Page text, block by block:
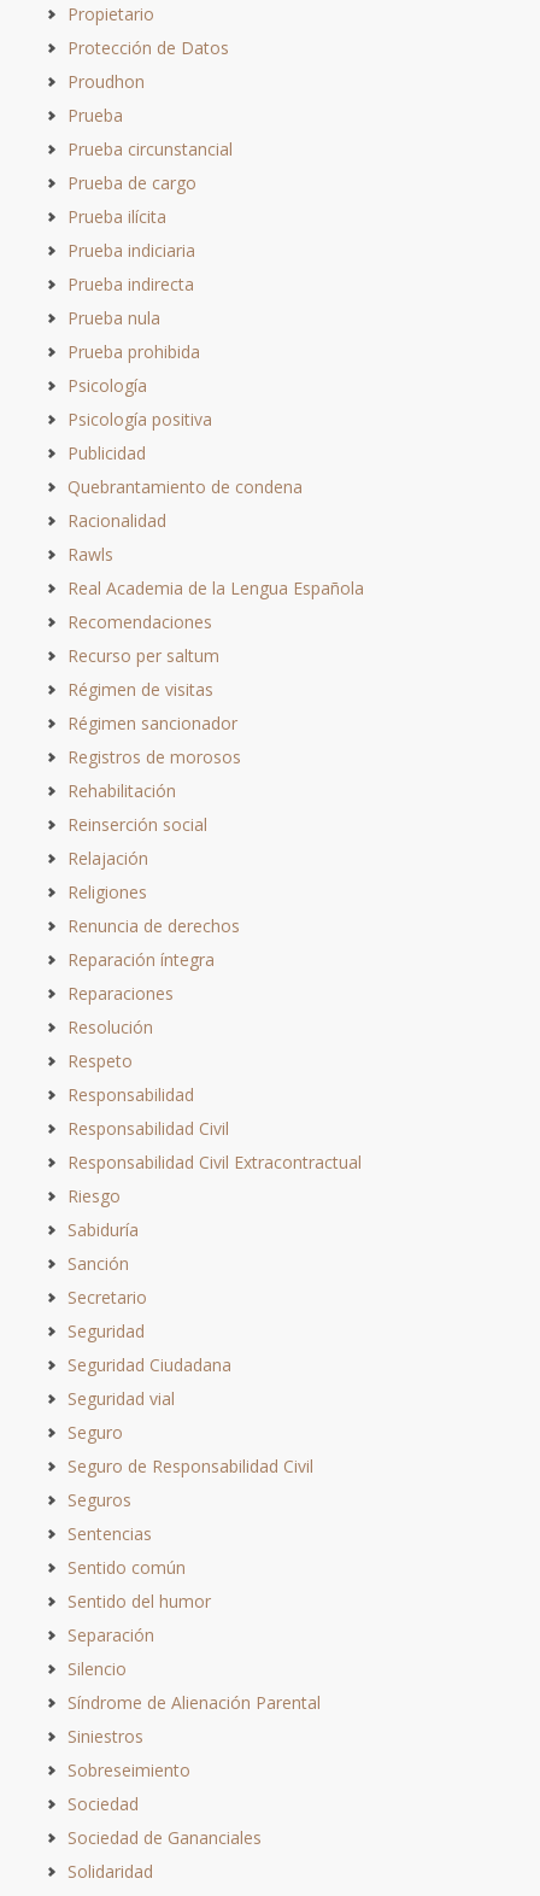
Propietario
Protección de Datos
Proudhon
Prueba
Prueba circunstancial
Prueba de cargo
Prueba ilícita
Prueba indiciaria
Prueba indirecta
Prueba nula
Prueba prohibida
Psicología
Psicología positiva
Publicidad
Quebrantamiento de condena
Racionalidad
Rawls
Real Academia de la Lengua Española
Recomendaciones
Recurso per saltum
Régimen de visitas
Régimen sancionador
Registros de morosos
Rehabilitación
Reinserción social
Relajación
Religiones
Renuncia de derechos
Reparación íntegra
Reparaciones
Resolución
Respeto
Responsabilidad
Responsabilidad Civil
Responsabilidad Civil Extracontractual
Riesgo
Sabiduría
Sanción
Secretario
Seguridad
Seguridad Ciudadana
Seguridad vial
Seguro
Seguro de Responsabilidad Civil
Seguros
Sentencias
Sentido común
Sentido del humor
Separación
Silencio
Síndrome de Alienación Parental
Siniestros
Sobreseimiento
Sociedad
Sociedad de Gananciales
Solidaridad